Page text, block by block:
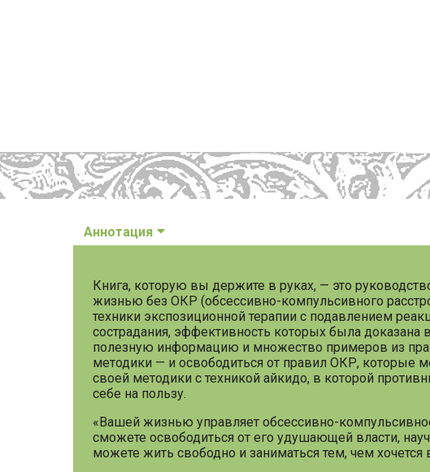
Аннотация
Книга, которую вы держите в руках, — это
жизнью без ОКР (обсессивно-компульсивного
техники экспозиционной терапии с подавлением
сострадания, эффективность которых была доказана
полезную информацию и множество примеров из
методики — и освободиться от правил ОКР, которые
своей методики с техникой айкидо, в которой
себе на пользу.
«Вашей жизнью управляет обсессивно-
сможете освободиться от его удушающей власти,
можете жить свободно и заниматься тем, чем